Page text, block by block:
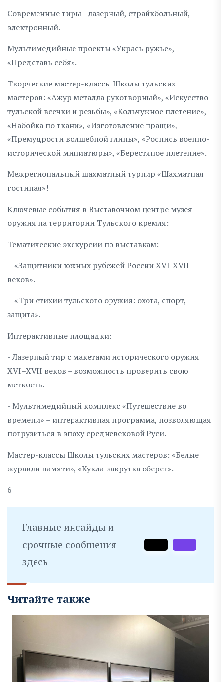
Современные тиры - лазерный, страйкбольный,
электронный.
Мультимедийные проекты «Укрась ружье»,
«Представь себя».
Творческие мастер-классы Школы тульских
мастеров: «Ажур металла рукотворный», «Искусство
тульской всечки и резьбы», «Кольчужное плетение»,
«Набойка по ткани», «Изготовление пращи»,
«Премудрости волшебной глины», «Роспись военно-
исторической миниатюры», «Берестяное плетение».
Межрегиональный шахматный турнир «Шахматная
гостиная»!
Ключевые события в Выставочном центре музея
оружия на территории Тульского кремля:
Тематические экскурсии по выставкам:
- «Защитники южных рубежей России XVI-XVII
веков».
- «Три стихии тульского оружия: охота, спорт,
защита».
Интерактивные площадки:
- Лазерный тир с макетами исторического оружия
XVI–XVII веков – возможность проверить свою
меткость.
- Мультимедийный комплекс «Путешествие во
времени» – интерактивная программа, позволяющая
погрузиться в эпоху средневековой Руси.
Мастер-классы Школы тульских мастеров: «Белые
журавли памяти», «Кукла-закрутка оберег».
6+
Главные инсайды и
срочные сообщения
здесь
Читайте также